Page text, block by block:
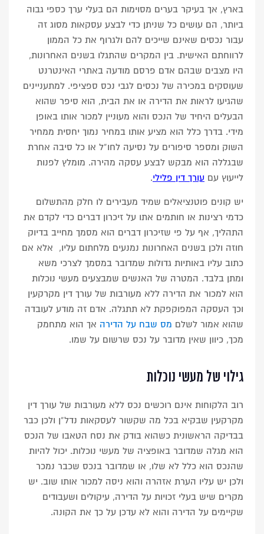
בארץ, אך בעיקר בערים מסוימות הם בעלי ערך כספי גבוה
ביותר, הם עושים כל שניתן כדי לבצע עסקאות מסוג זה
עבור נכסים שאינם שייכים להם ולגרוף את כל הממון
לרווחתם האישית. בין המקרים שהתגלו בשנים האחרונות,
היו מצבים שבהם אדם פרסם מודעה באתרי האינטרנט
שעוסקים במכירה של נכסים לגבי נכס ספציפי. למתעניינים
שהגיעו לראות את הדירה או את הבית, הוא סיפר שהוא
הבעלים היחיד של הנכס והוא מעוניין למכור אותו באופן
מידי. בדרך כלל הוא מציע אותו במחיר נמוך יחסית ממחיר
השוק ומספר סיפורים על נסיעה לחו”ל או כל סיבה אחרת
שבגללה הוא מבקש לבצע עסקה מהירה. מומלץ לפנות
לייעוץ עם עורך דין פלילי.
יש קונים פוטנציאלים שמיד מעבירים לו חלק מהתשלום
כדמי רצינות או חותמים אתו על זיכרון דברים כדי לקדם את
התהליך, אף על פי שזיכרון דברים הוא מסמך מחייב בדיוק
חוזה ולכן בשנים האחרונות נמנעים מלחתום עליו, אלא אם
כתוב עליו באותיות גדולות שמדובר במסמך לצרכי משא
ומתן בלבד. המטרה של האנשים שמבצעים מעשי נוכלות
הוא למכור את הדירה ללא מעורבות של עורך דין מקרקעין
וכך העסקה המפוקפקת לא תתגלה. אדם זה מודע לעובדה
שהוא אמור לשלם מס שבח על הדירה אך הוא מתחמק
מכך, כיוון שאין מדובר על נכס שרשום על שמו.
גילוי של מעשי נוכלות
רוב הלקוחות אינם רוכשים נכס ללא מעורבות של עורך דין
מקרקעין שבקיא בכל מה שקשור לעסקאות נדל”ן ולכן כבר
בבדיקה הראשונית כשהוא בודק את נסח הטאבו של הנכס
הוא מגלה שמדובר באופציה של מעשי נוכלות. יכול להיות
שהנכס הוא כלל לא שלו, או שמדובר בנכס שכבר נמכר
ולכן יש עליו הערת אזהרה והוא ניסה למכור אותו שוב. יש
מקרים שיש בעלי זכויות על הדירה, עיקולים ושעבודים
שקיימים על הדירה והוא לא עדכן על כך את הקונה.